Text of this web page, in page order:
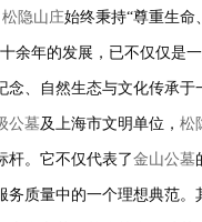
松隐山庄始终秉持“尊重生命
余年的发展，已不仅仅是
念、自然生态与文化传承于
公墓及上海市文明单位， 松
杆。它不仅代表了金山公墓
务质量中的一个理想典范。